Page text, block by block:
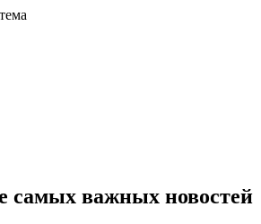
самых важных новостей